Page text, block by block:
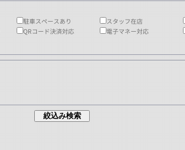
駐車スペースあり スタッフ在店
QRコード決済対応 電子マネー対応